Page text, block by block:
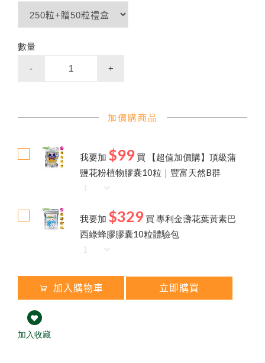
下殺33折✦父親節尊享組
第2件7折起✦頂級蜂蜜系列
熱銷禮盒250元起✦中秋獻禮組
買大送小✦陳釀蜂蜜醋
高山野花冬蜜｜國際三星認證
龍眼蜜｜國際三星認證荔枝蜜百花蜜
陳釀蜂蜜醋
）
節慶生日送禮 ✦ 精美禮盒
企
業
大
宗
採
購
免
付
費
專
線
0
8
0
0
-
8
9
9
8
28
數量
- +
加價購商品
我要加 $99 買
【超值加價購】頂級蒲
鹽花粉植物膠囊10粒｜豐富天然B群
我要加 $329 買 專利金盞花葉黃素巴
西綠蜂膠膠囊10粒體驗包
加入購物車 立即購買
加入收藏